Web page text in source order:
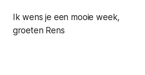
Ik wens je een mooie week,
groeten Rens